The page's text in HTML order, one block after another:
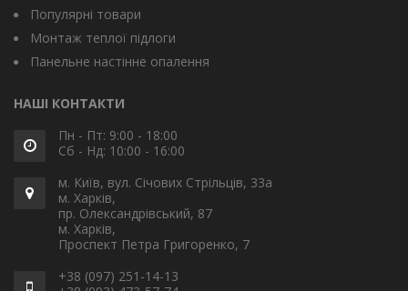
Популярні товари
Монтаж теплої підлоги
Панельне настінне опалення
НАШІ КОНТАКТИ
Пн - Пт: 9:00 - 18:00
Сб - Нд: 10:00 - 16:00
м. Київ, вул. Січових Стрільців, 33а
м. Харків,
пр. Олександрівський, 87
м. Харків,
Проспект Петра Григоренко, 7
+38 (097) 251-14-13